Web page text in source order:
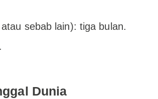
sebab lain): tiga bulan.
Dunia